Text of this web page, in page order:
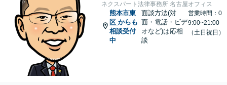
ネクスパート法律事務所 名古屋オフィス
熊本市東
区 からも
相談受付
中
面談方法(対
面・電話・ビデ
オなど)は応相
談
営業時間：0
9:00~21:00
（土日祝日）